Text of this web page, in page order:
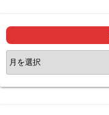
ア
ー
カ